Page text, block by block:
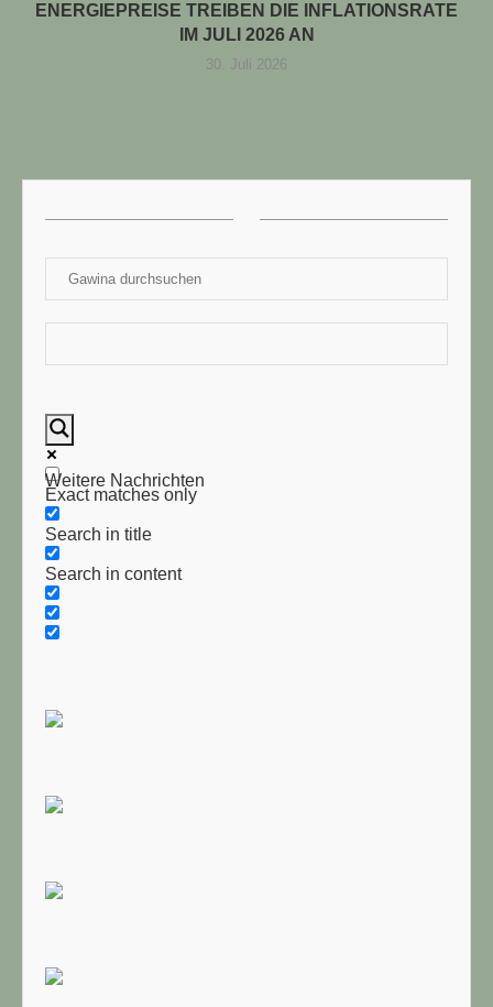
ENERGIEPREISE TREIBEN DIE INFLATIONSRATE
IM JULI 2026 AN
30. Juli 2026
Weitere Nachrichten
Exact matches only
Search in title
Search in content